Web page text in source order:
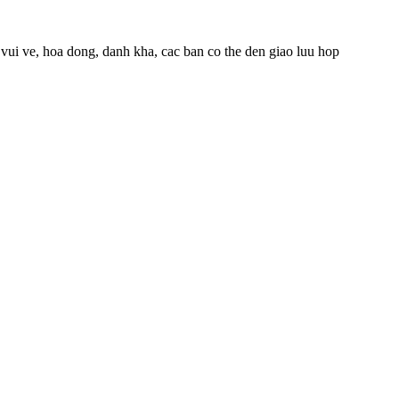
ve, hoa dong, danh kha, cac ban co the den giao luu hop